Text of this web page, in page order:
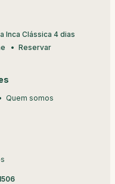
Inca Clássica 4 dias
Reservar
Quem somos